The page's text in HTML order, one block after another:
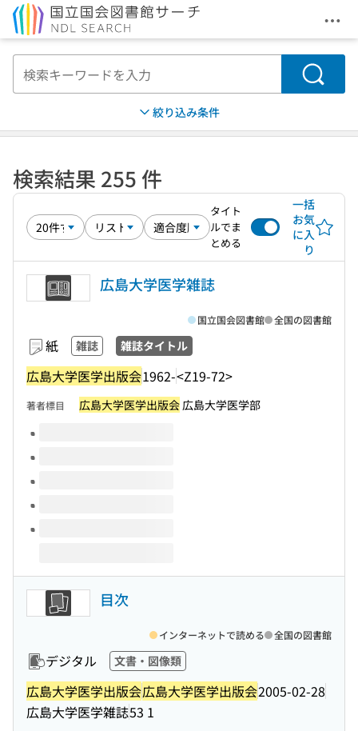
メ
検索
絞り込み条件
検索結果 255 件
タイト
ルでま
とめる
一括
お気
に入
り
広島大学医学雑誌
紙 雑誌 雑誌タイトル
広島大学医学出版会1962-<Z19-72>
国立国会図書館 全国の図書館
著者標目 広島大学医学出版会広島大学医学部
このタイトルの巻号
目次
デジタル 文書・図像類
広島大学医学出版会広島大学医学出版会2005-02-28
広島大学医学雑誌53 1
インターネットで読める 全国の図書館